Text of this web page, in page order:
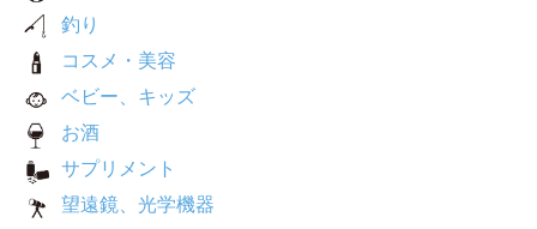
釣り
コスメ・美容
ベビー、キッズ
お酒
サプリメント
望遠鏡、光学機器